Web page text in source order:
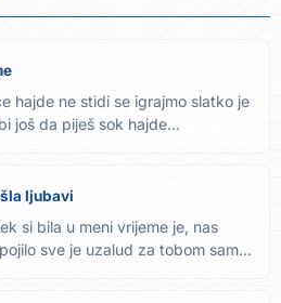
hajde ne stidi se igrajmo slatko je
još da piješ sok hajde...
ljubavi
si bila u meni vrijeme je, nas
sve je uzalud za tobom sam...